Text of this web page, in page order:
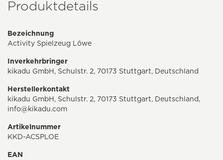
Produktdetails
Bezeichnung
Activity Spielzeug Löwe
Inverkehrbringer
kikadu GmbH, Schulstr. 2, 70173 Stuttgart, Deutschland
Herstellerkontakt
kikadu GmbH, Schulstr. 2, 70173 Stuttgart, Deutschland,
info@kikadu.com
Artikelnummer
KKD-ACSPLOE
EAN